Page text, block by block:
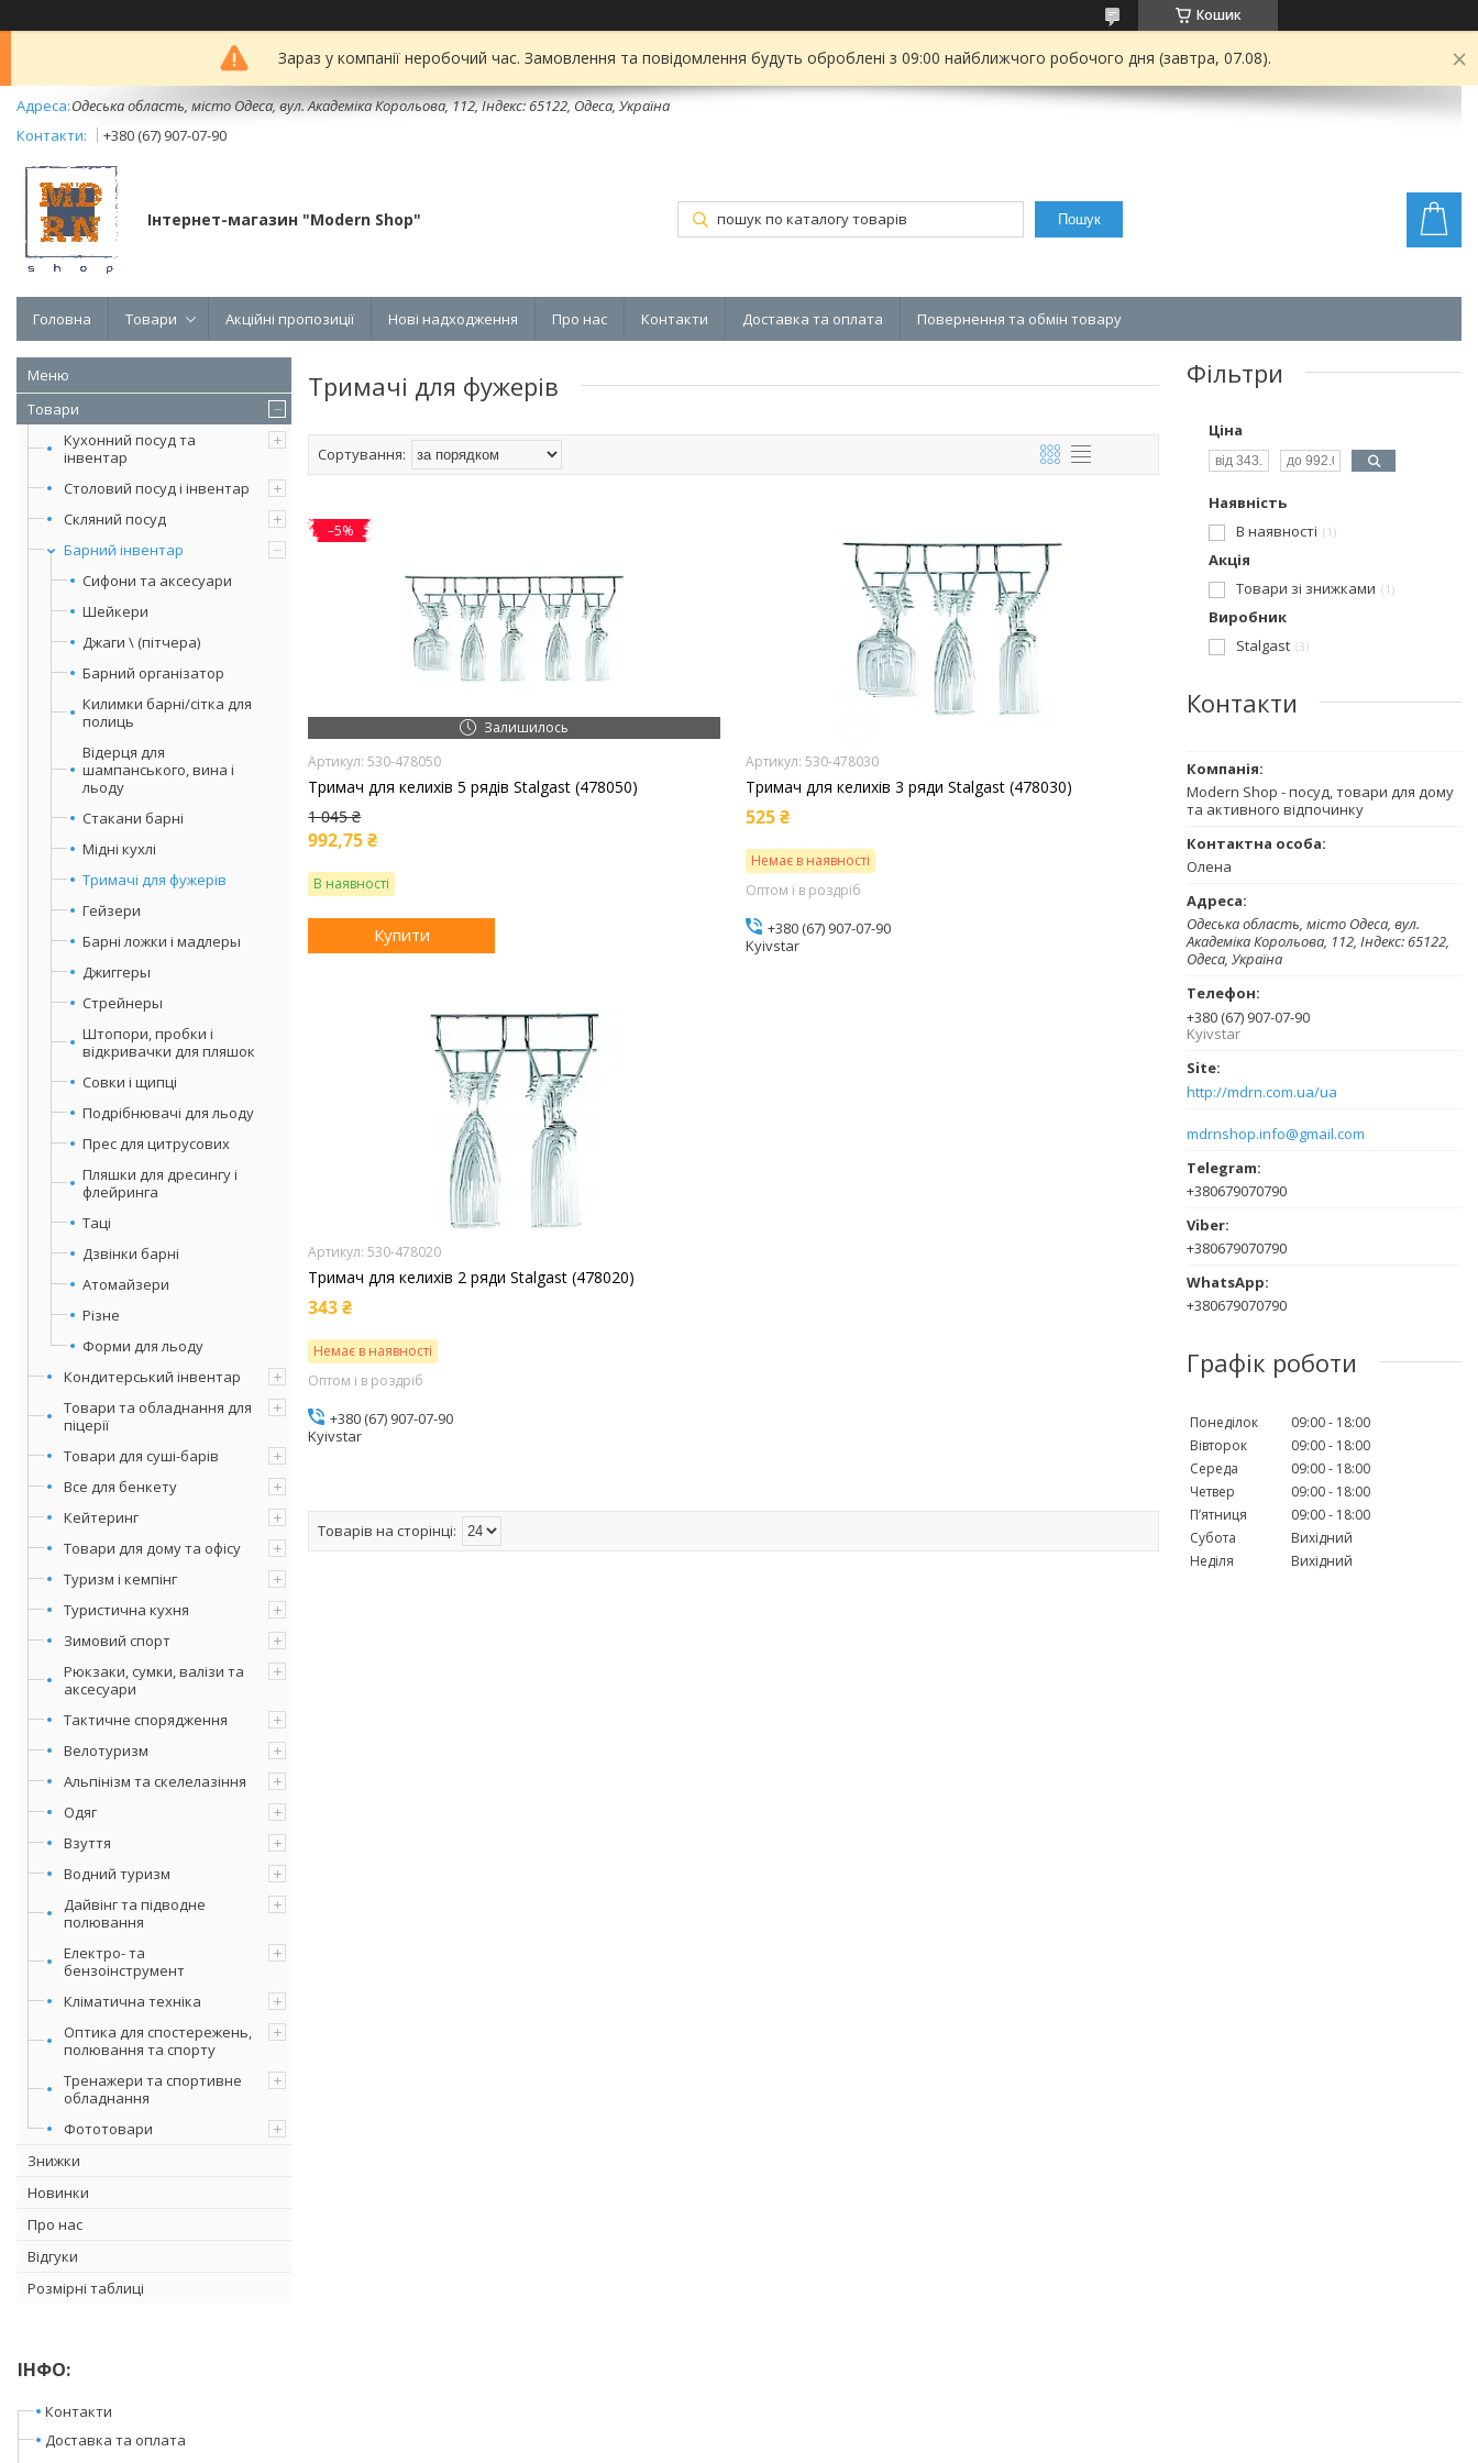
Кошик
Зараз у компанії неробочий час. Замовлення та повідомлення будуть оброблені з 09:00 найближчого робочого дня (завтра, 07.08).
Одеська область, місто Одеса, вул. Академіка Корольова, 112, Індекс: 65122, Одеса, Україна
+380 (67) 907-07-90
Інтернет-магазин "Modern Shop" Пошук
Головна Товари Акційні пропозиції Нові надходження Про нас Контакти Доставка та оплата Повернення та обмін товару
Товари
Кухонний посуд та
інвентар
Столовий посуд і інвентар
Скляний посуд
Барний інвентар
Сифони та аксесуари
Шейкери
Джаги \ (пітчера)
Барний організатор
Килимки барні/сітка для
полиць
Відерця для
шампанського, вина і
льоду
Стакани барні
Мідні кухлі
Тримачі для фужерів
Гейзери
Барні ложки і мадлеры
Джиггеры
Стрейнеры
Штопори, пробки і
відкривачки для пляшок
Совки і щипці
Подрібнювачі для льоду
Прес для цитрусових
Пляшки для дресингу і
флейринга
Таці
Дзвінки барні
Атомайзери
Різне
Форми для льоду
Кондитерський інвентар
Товари та обладнання для
піцерії
Товари для суші-барів
Все для бенкету
Кейтеринг
Товари для дому та офісу
Туризм і кемпінг
Туристична кухня
Зимовий спорт
Рюкзаки, сумки, валізи та
аксесуари
Тактичне спорядження
Велотуризм
Альпінізм та скелелазіння
Одяг
Взуття
Водний туризм
Дайвінг та підводне
полювання
Електро- та
бензоінструмент
Кліматична техніка
Оптика для спостережень,
полювання та спорту
Тренажери та спортивне
обладнання
Фототовари
Знижки
Новинки
Про нас
Відгуки
Розмірні таблиці
Тримачі для фужерів
–5%
Залишилось
530-478050
Тримач для келихів 5 рядів Stalgast (478050)
1 045 ₴
992,75 ₴
В наявності
Купити
530-478030
Тримач для келихів 3 ряди Stalgast (478030)
525 ₴
Немає в наявності
Оптом і в роздріб
+380 (67) 907-07-90
Kyivstar
530-478020
Тримач для келихів 2 ряди Stalgast (478020)
343 ₴
Немає в наявності
Оптом і в роздріб
+380 (67) 907-07-90
Kyivstar
Фільтри
Ціна
Наявність
В наявності
1
Акція
Товари зі знижками
1
Виробник
Stalgast 3
Контакти
Modern Shop - посуд, товари для дому
та активного відпочинку
Олена
Одеська область, місто Одеса, вул.
Академіка Корольова, 112, Індекс: 65122,
Одеса, Україна
+380 (67) 907-07-90
Kyivstar
http://mdrn.com.ua/ua
mdrnshop.info@gmail.com
+380679070790
+380679070790
+380679070790
Графік роботи
Понеділок 09:00
18:00
Вівторок
09:00
18:00
Середа
09:00
18:00
Четвер
09:00
18:00
Пʼятниця
09:00
18:00
Субота
Вихідний
Неділя
Вихідний
ІНФО:
Контакти
Доставка та оплата